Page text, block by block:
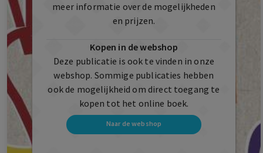
meer informatie over de mogelijkheden
en prijzen.
Kopen in de webshop
Deze publicatie is ook te vinden in onze
webshop. Sommige publicaties hebben
ook de mogelijkheid om direct toegang te
kopen tot het online boek.
Naar de webshop